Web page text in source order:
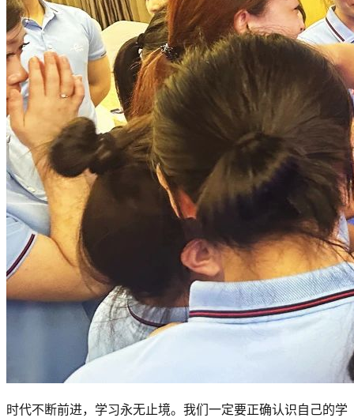
时代不断前进，学习永无止境。我们一定要正确认识自己的学